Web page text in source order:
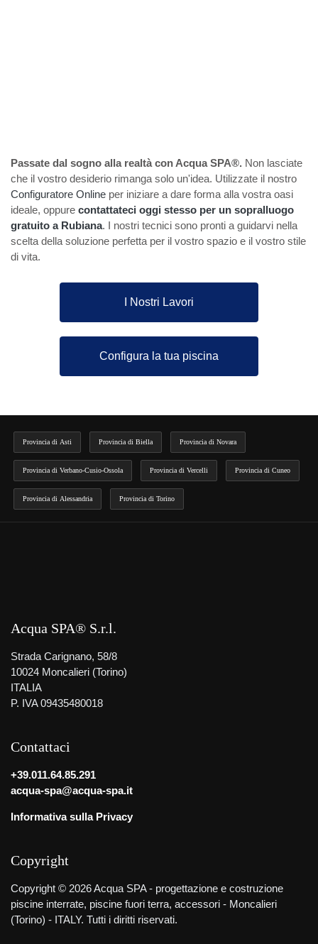
Passate dal sogno alla realtà con Acqua SPA®. Non lasciate
che il vostro desiderio rimanga solo un'idea. Utilizzate il nostro
Configuratore Online per iniziare a dare forma alla vostra oasi
ideale, oppure contattateci oggi stesso per un sopralluogo
gratuito a Rubiana. I nostri tecnici sono pronti a guidarvi nella
scelta della soluzione perfetta per il vostro spazio e il vostro stile
di vita.
I Nostri Lavori
Configura la tua piscina
Provincia di Asti Provincia di Biella Provincia di Novara
Provincia di Verbano-Cusio-Ossola Provincia di Vercelli Provincia di Cuneo
Provincia di Alessandria Provincia di Torino
Acqua SPA® S.r.l.
Strada Carignano, 58/8
10024 Moncalieri (Torino)
ITALIA
P. IVA 09435480018
Contattaci
+39.011.64.85.291
acqua-spa@acqua-spa.it
Informativa sulla Privacy
Copyright
Copyright © 2026 Acqua SPA - progettazione e costruzione
piscine interrate, piscine fuori terra, accessori - Moncalieri
(Torino) - ITALY. Tutti i diritti riservati.